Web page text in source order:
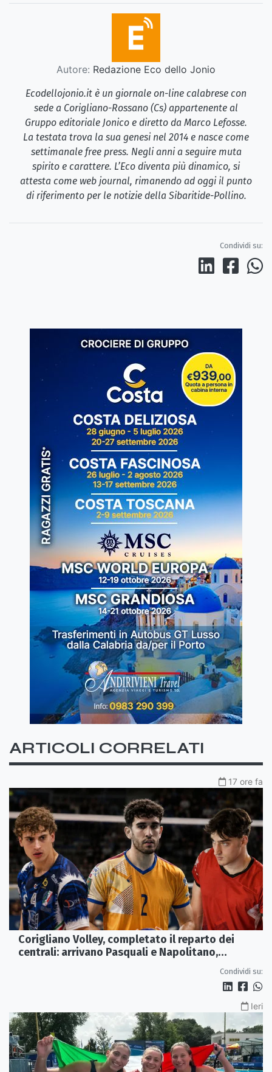
Autore: Redazione Eco dello Jonio
Ecodellojonio.it è un giornale on-line calabrese con
sede a Corigliano-Rossano (Cs) appartenente al
Gruppo editoriale Jonico e diretto da Marco Lefosse.
La testata trova la sua genesi nel 2014 e nasce come
settimanale free press. Negli anni a seguire muta
spirito e carattere. L’Eco diventa più dinamico, si
attesta come web journal, rimanendo ad oggi il punto
di riferimento per le notizie della Sibaritide-Pollino.
Condividi su:
ARTICOLI CORRELATI
17 ore fa
Corigliano Volley, completato il reparto dei
centrali: arrivano Pasquali e Napolitano,
Condividi su:
Ieri